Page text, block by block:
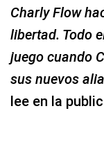
Charly Flow
libertad. Todo
juego cuando
sus nuevos
lee en la